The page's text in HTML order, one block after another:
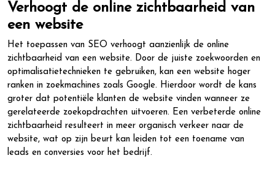
Verhoogt de online zichtbaarheid van
een website
Het toepassen van SEO verhoogt aanzienlijk de online
zichtbaarheid van een website. Door de juiste zoekwoorden en
optimalisatietechnieken te gebruiken, kan een website hoger
ranken in zoekmachines zoals Google. Hierdoor wordt de kans
groter dat potentiële klanten de website vinden wanneer ze
gerelateerde zoekopdrachten uitvoeren. Een verbeterde online
zichtbaarheid resulteert in meer organisch verkeer naar de
website, wat op zijn beurt kan leiden tot een toename van
leads en conversies voor het bedrijf.